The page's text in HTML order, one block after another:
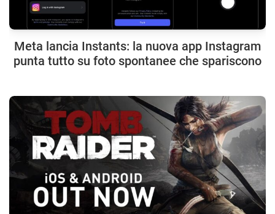
Meta lancia Instants: la nuova app Instagram
punta tutto su foto spontanee che spariscono